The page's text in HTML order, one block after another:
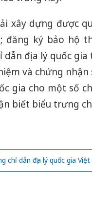
xây dựng được
đăng ký bảo hộ
dẫn địa lý quốc
và chứng nhận
gia cho một số
biết biểu trưng
chỉ dẫn địa lý quốc gia